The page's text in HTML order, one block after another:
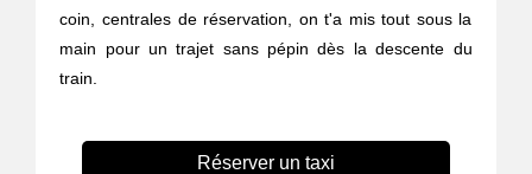
coin, centrales de réservation, on t'a mis tout sous la
main pour un trajet sans pépin dès la descente du
train.
Réserver un taxi